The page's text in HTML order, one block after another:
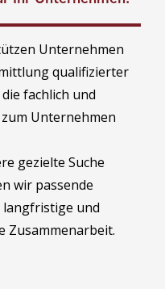
Unternehmen
qualifizierter
fachlich und
Unternehmen
gezielte Suche
wir passende
und
Zusammenarbeit.